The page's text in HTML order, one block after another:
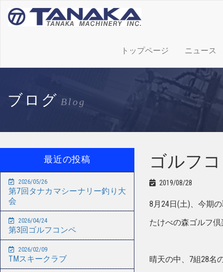
トップページ ニュース
ブログ Blog
ゴルフ
2019/08/28
8月24日(土)、今期
たけべの森ゴルフ
晴天の中、7組28名
最近の投稿
2026/05/26
第7回タナカマシーナリー釣り大
会
2026/04/24
第3回ゴルフコンペ
2026/02/09
TMスキークラブ